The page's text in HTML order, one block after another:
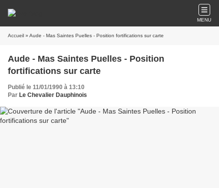
MENU
Accueil » Aude - Mas Saintes Puelles - Position fortifications sur carte
Aude - Mas Saintes Puelles - Position
fortifications sur carte
Publié le 11/01/1990 à 13:10
Par Le Chevalier Dauphinois